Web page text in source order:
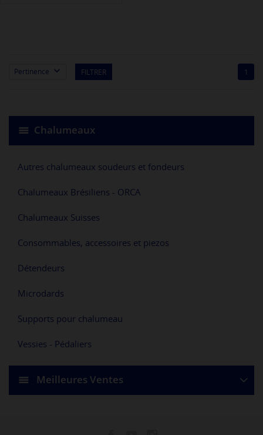
Chalumeaux
Autres chalumeaux soudeurs et fondeurs
Chalumeaux Brésiliens - ORCA
Chalumeaux Suisses
Consommables, accessoires et piezos
Détendeurs
Microdards
Supports pour chalumeau
Vessies - Pédaliers
Meilleures Ventes
Pertinence  FILTRER 1